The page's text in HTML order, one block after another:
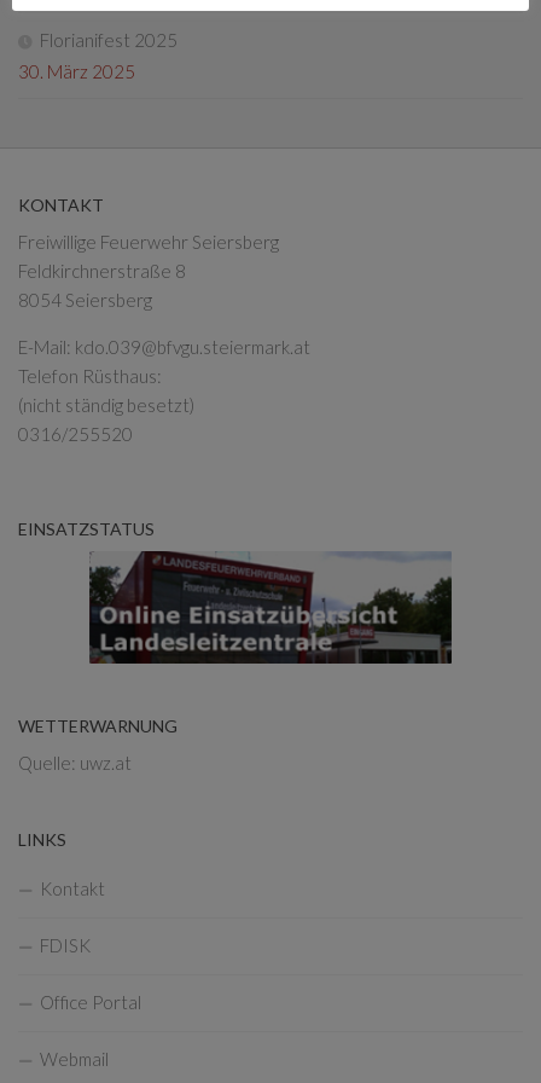
Florianifest 2025
30. März 2025
KONTAKT
Freiwillige Feuerwehr Seiersberg
Feldkirchnerstraße 8
8054 Seiersberg
E-Mail: kdo.039@bfvgu.steiermark.at
Telefon Rüsthaus:
(nicht ständig besetzt)
0316/255520
EINSATZSTATUS
WETTERWARNUNG
Quelle: uwz.at
LINKS
Kontakt
FDISK
Office Portal
Webmail